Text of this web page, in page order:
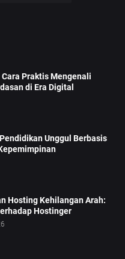
Cara Praktis Mengenali
di Era Digital
Unggul Berbasis
Hosting Kehilangan Arah:
Hostinger